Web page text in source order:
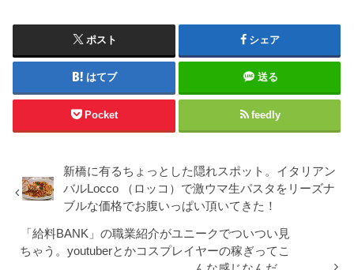
ポスト シェア
はてブ 送る
Pocket feedly
新橋に有るちょっとした隠れスポット。イタリアン
バルLocco （ロッコ）で激ウマ生パスタをリーズナ
ブルな価格でお腹いっぱい頂いてきた！
「給料BANK」の職業紹介がユニークでついつい見
ちゃう。youtuberとかコスプレイヤーの稼ぎってこ